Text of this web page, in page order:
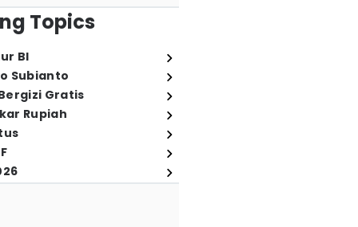
Topics
BI
Subianto
Gratis
Rupiah